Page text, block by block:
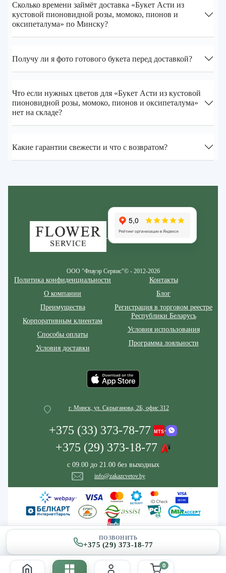
ПОЗВОНИТЬ
+375 (29) 373-18-77
0
Сколько времени займёт доставка «Букет Асти из
кустовой пионовидной розы, момоко, пионов и
оксипеталума» по Минску?
Получу ли я фото готового букета перед доставкой?
Что если нужных цветов для «Букет Асти из кустовой
пионовидной розы, момоко, пионов и оксипеталума»
нет на складе?
Какие гарантии свежести и что с возвратом?
ООО "Флауэр Сервис"© - 2012-2026
Политика конфиденциальности
О компании
Преимущества
Корпоративным клиентам
Способы оплаты
Условия доставки
Контакты
Блог
Регистрация в торговом реестре
Республики Беларусь
Условия использования
Программа лояльности
г. Минск, ул. Скрыганова, 2Б, офис 312
+375 (33) 373-78-77
+375 (29) 373-18-77
с 09.00 до 21.00 без выходных
info@zakazcvetov.by